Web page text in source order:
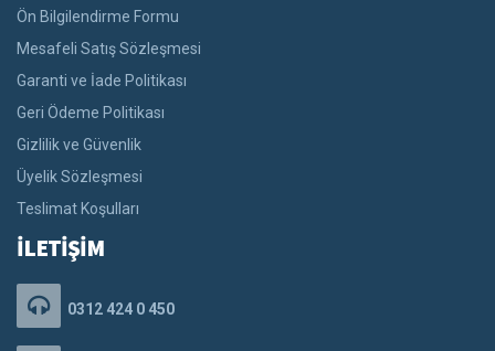
Ön Bilgilendirme Formu
Mesafeli Satış Sözleşmesi
Garanti ve İade Politikası
Geri Ödeme Politikası
Gizlilik ve Güvenlik
Üyelik Sözleşmesi
Teslimat Koşulları
İLETİŞİM
0312 424 0 450